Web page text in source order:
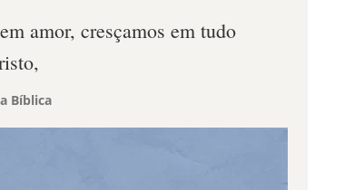
amor, cresçamos em tudo
Bíblica